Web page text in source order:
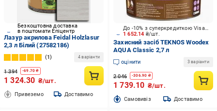
Безкоштовна доставка
в поштомати Епіцентр
Лазур акрилова Feidal Holzlasur
2,3 л Білий (27582186)
1 4 варіанти
1 394 -69.70 ₴
1 324.30 ₴/шт.
Привеземо Доставимо
1 652.14 ₴/шт.
До -10% з суперкредиткою Visa Вигода
Захисний засіб TEKNOS Woodex
AQUA Classic 2,7 л
оцінити 3 варіанти
2 046 -306.90 ₴
1 739.10 ₴/шт.
Cамовивіз Доставимо